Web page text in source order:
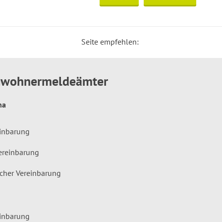
Seite empfehlen:
Vereinbarung